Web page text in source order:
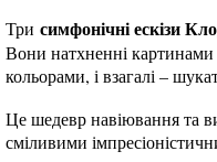
Три симфонічні ескізи
Вони натхненні картинами
кольорами, і взагалі –
Це шедевр навіювання та
сміливими